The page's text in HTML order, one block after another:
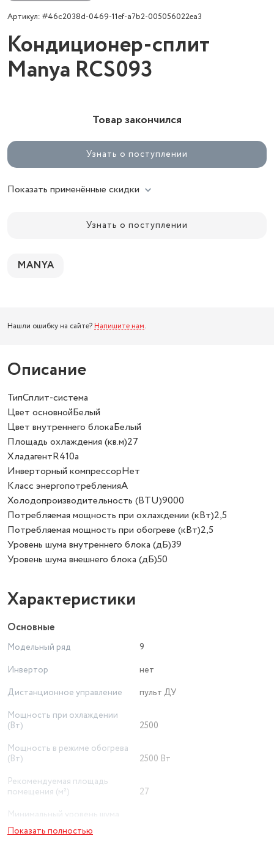
Артикул: #46c2038d-0469-11ef-a7b2-005056022ea3
Кондиционер-сплит
Manya RCS093
Товар закончился
Узнать о поступлении
Показать применённые скидки
Узнать о поступлении
MANYA
Нашли ошибку на сайте? Напишите нам.
Описание
ТипСплит-система
Цвет основнойБелый
Цвет внутреннего блокаБелый
Площадь охлаждения (кв.м)27
ХладагентR410a
Инверторный компрессорНет
Класс энергопотребленияА
Холодопроизводительность (BTU)9000
Потребляемая мощность при охлаждении (кВт)2,5
Потребляемая мощность при обогреве (кВт)2,5
Уровень шума внутреннего блока (дБ)39
Уровень шума внешнего блока (дБ)50
Характеристики
Основные
Модельный ряд
9
Инвертор
нет
Дистанционное управление
пульт ДУ
Мощность при охлаждении
(Вт)
2500
Мощность в режиме обогрева
(Вт)
2500 Вт
Рекомендуемая площадь
помещения (м²)
27
Минимальный уровень шума
внутреннего блока (дБ)
Показать полностью